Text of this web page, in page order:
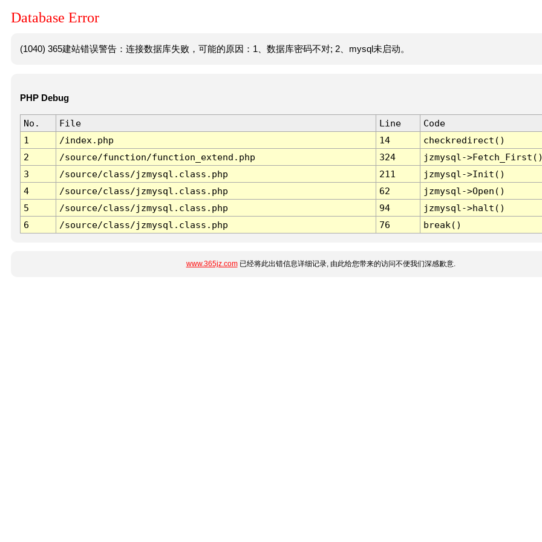
Database Error
(1040) 365建站错误警告：连接数据库失败，可能的原因：1、数据库密码不对; 2、mysql未启动。
PHP Debug
No. File Line
Code
1
/index.php 14
checkredirect()
2
/source/function/function_extend.php 324
jzmysql-
3
/source/class/jzmysql.class.php 211
jzmysql->Init()
4
/source/class/jzmysql.class.php 62
jzmysql->Open()
5
/source/class/jzmysql.class.php 94
jzmysql->halt()
6
/source/class/jzmysql.class.php 76 break()
www.365jz.com已经将此出错信息详细记录, 由此给您带来的访问不便我们深感歉意.